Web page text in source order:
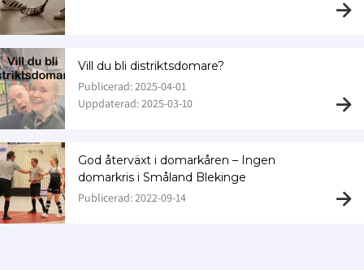
Vill du bli distriktsdomare?
Publicerad: 2025-04-01
Uppdaterad: 2025-03-10
God återväxt i domarkåren – Ingen
domarkris i Småland Blekinge
Publicerad: 2022-09-14